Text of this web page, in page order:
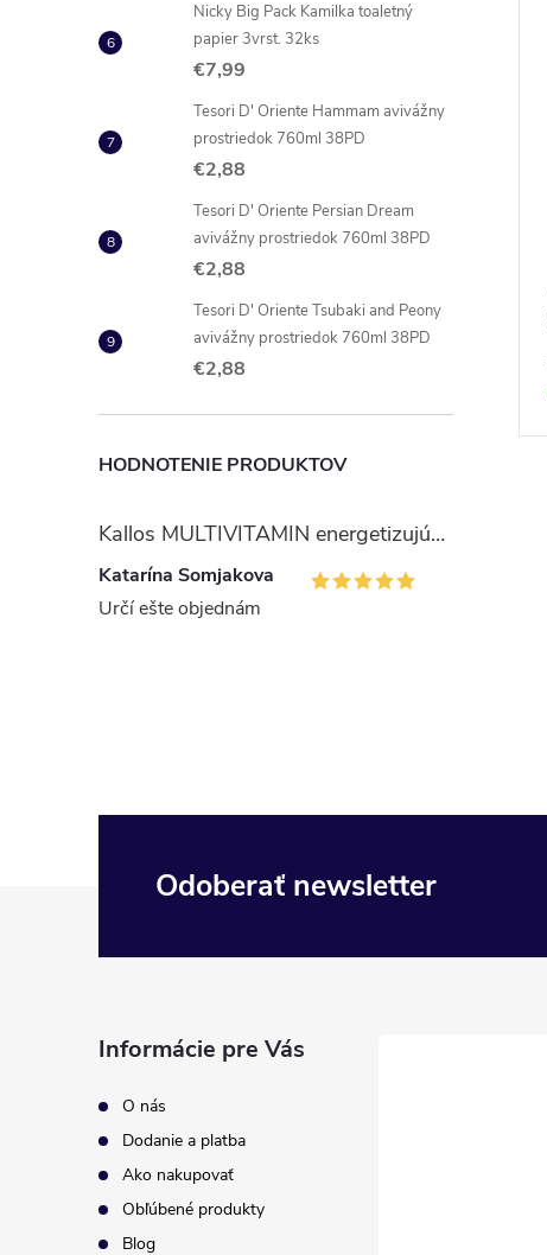
Nicky Big Pack Kamilka toaletný
papier 3vrst. 32ks
€7,99
Tesori D' Oriente Hammam avivážny
prostriedok 760ml 38PD
€2,88
Tesori D' Oriente Persian Dream
avivážny prostriedok 760ml 38PD
€2,88
Tesori D' Oriente Tsubaki and Peony
avivážny prostriedok 760ml 38PD
€2,88
HODNOTENIE PRODUKTOV
Kallos MULTIVITAMIN energetizujúci šampón na vlasy 1 l
Katarína Somjakova
Určí ešte objednám
NOVINKA
utierky 120 útržkov
€5,40
Odoberať newsletter
Informácie pre Vás
O nás
Dodanie a platba
Ako nakupovať
Obľúbené produkty
Blog